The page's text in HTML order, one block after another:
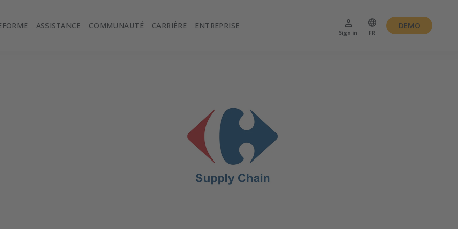
ASSISTANCE COMMUNAUTÉ CARRIÈRE ENTREPRISE
Sign in FR
DEMO